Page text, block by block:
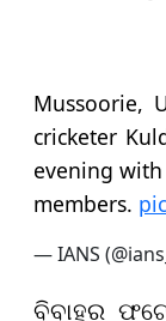
Mussoorie,
cricketer
evening
members.
— IANS
ବିବାହର